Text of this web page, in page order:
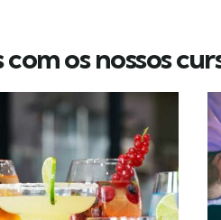
os nossos